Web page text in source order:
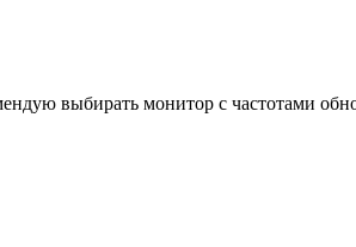
выбирать монитор с частотами